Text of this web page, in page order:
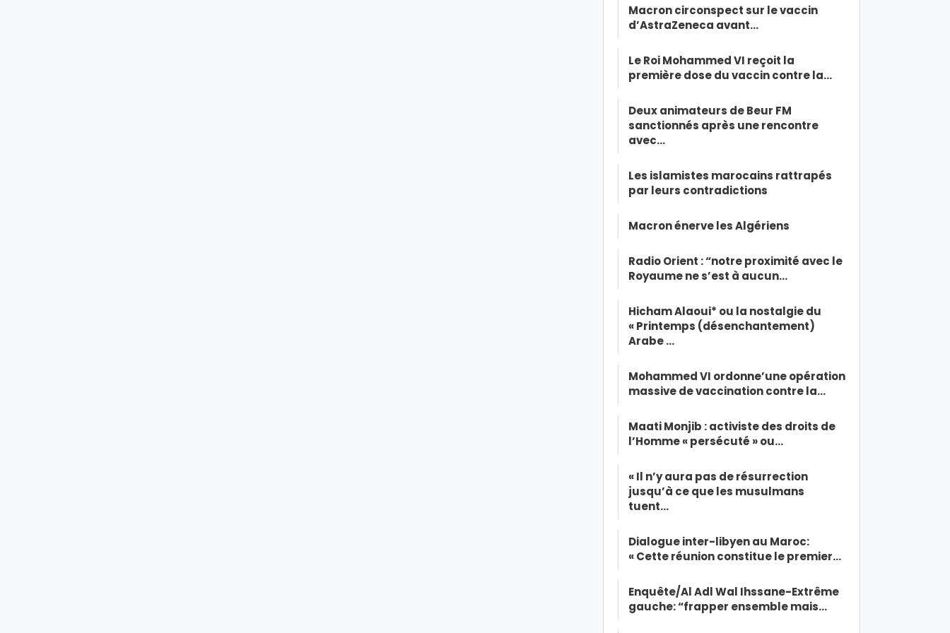
Macron circonspect sur le vaccin
d’AstraZeneca avant…
Le Roi Mohammed VI reçoit la
première dose du vaccin contre la…
Deux animateurs de Beur FM
sanctionnés après une rencontre
avec…
Les islamistes marocains rattrapés
par leurs contradictions
Macron énerve les Algériens
Radio Orient : “notre proximité avec le
Royaume ne s’est à aucun…
Hicham Alaoui* ou la nostalgie du
« Printemps (désenchantement)
Arabe …
Mohammed VI ordonne’une opération
massive de vaccination contre la…
Maati Monjib : activiste des droits de
l’Homme « persécuté » ou…
« Il n’y aura pas de résurrection
jusqu’à ce que les musulmans
tuent…
Dialogue inter-libyen au Maroc:
« Cette réunion constitue le premier…
Enquête/Al Adl Wal Ihssane-Extrême
gauche: “frapper ensemble mais…